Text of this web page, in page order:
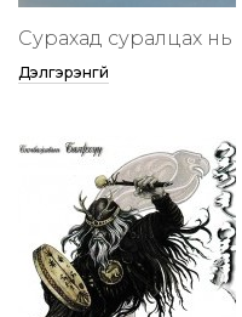
Сурахад суралцах нь
Дэлгэрэнгүй